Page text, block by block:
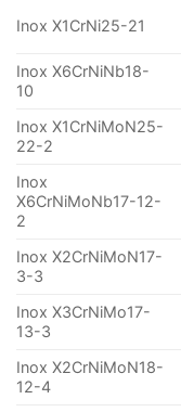
Inox X1CrNi25-21
Inox X6CrNiNb18-
10
Inox X1CrNiMoN25-
22-2
Inox
X6CrNiMoNb17-12-
2
Inox X2CrNiMoN17-
3-3
Inox X3CrNiMo17-
13-3
Inox X2CrNiMoN18-
12-4